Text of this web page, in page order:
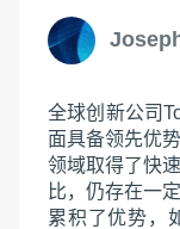
全球创新公司
面具备领先优
领域取得了快
比，仍存在一
累积了优势，